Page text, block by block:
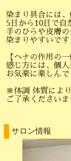
染まり具合には
5日から10日で自
手のひらや皮膚
染まりやすいです
【ヘナの作用の一
感じ方には、個
お気楽に楽しん
※体調 体質によ
ご了承くださいま
サロン情報